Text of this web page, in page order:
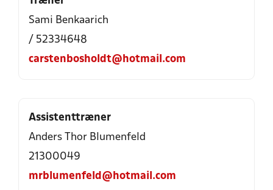
Sami Benkaarich
/ 52334648
carstenbosholdt@hotmail.com
Assistenttræner
Anders Thor Blumenfeld
21300049
mrblumenfeld@hotmail.com